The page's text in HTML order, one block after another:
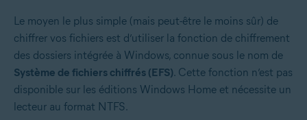
Le moyen le plus simple (mais peut-être le moins sûr) de
chiffrer vos fichiers est d’utiliser la fonction de chiffrement
des dossiers intégrée à Windows, connue sous le nom de
Système de fichiers chiffrés (EFS). Cette fonction n’est pas
disponible sur les éditions Windows Home et nécessite un
lecteur au format NTFS.